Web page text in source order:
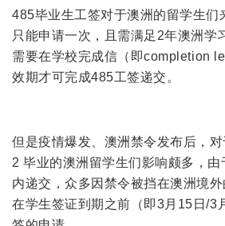
485毕业生工签对于澳洲的留学生们
只能申请一次，且需满足2年澳洲学
需要在学校完成信（即completion
效期才可完成485工签递交。
但是疫情爆发、澳洲禁令发布后，
2 毕业的澳洲留学生们影响颇多，
内递交，众多因禁令被挡在澳洲境
在学生签证到期之前（即3月15日/3